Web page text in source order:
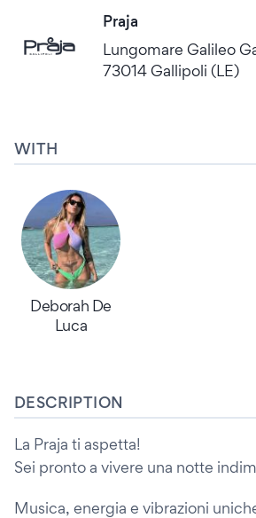
Praja
Lungomare Galileo
73014 Gallipoli (LE)
WITH
Deborah De
Luca
DESCRIPTION
La Praja ti aspetta!
Sei pronto a vivere una notte
Musica, energia e vibrazioni